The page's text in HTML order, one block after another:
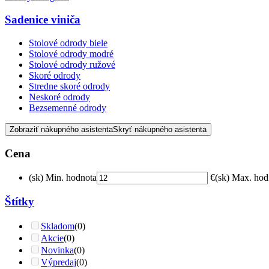
Sadenice viniča
Stolové odrody biele
Stolové odrody modré
Stolové odrody ružové
Skoré odrody
Stredne skoré odrody
Neskoré odrody
Bezsemenné odrody
Zobraziť nákupného asistentaSkryť nákupného asistenta
Cena
(sk) Min. hodnota €(sk) Max.
Štítky
Skladom(0)
Akcie(0)
Novinka(0)
Výpredaj(0)